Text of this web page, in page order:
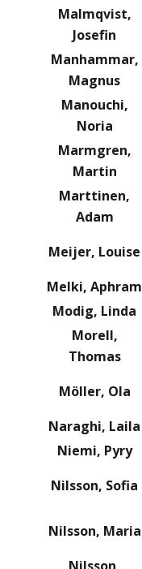
Malmqvist,
Josefin
Manhammar,
Magnus
Manouchi,
Noria
Marmgren,
Martin
Marttinen,
Adam
Meijer, Louise
Melki, Aphram
Modig, Linda
Morell,
Thomas
Möller, Ola
Naraghi, Laila
Niemi, Pyry
Nilsson, Sofia
Nilsson, Maria